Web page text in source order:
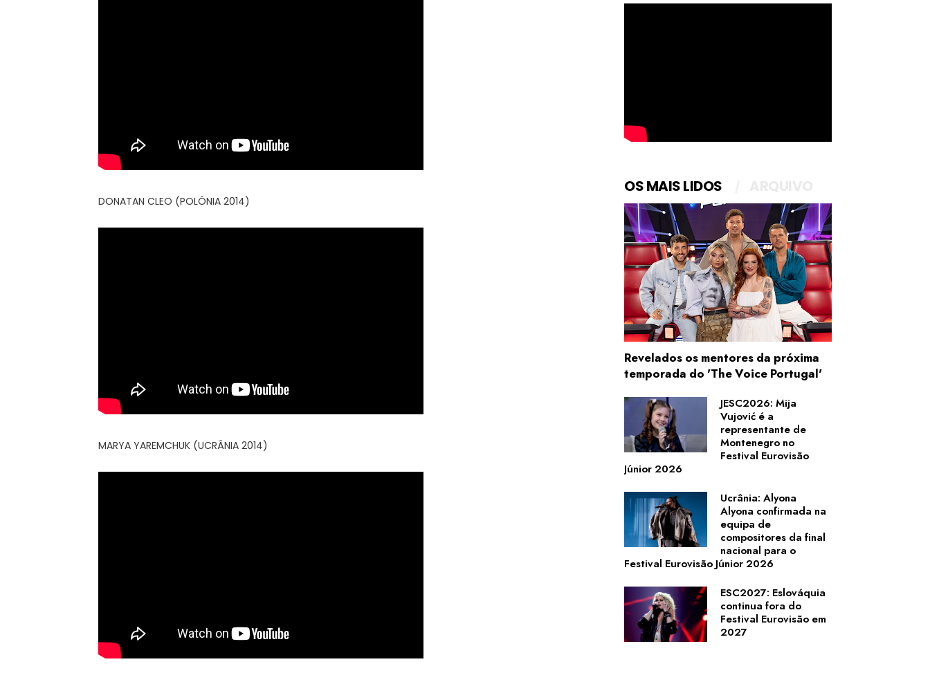
DONATAN CLEO (POLÓNIA 2014)
MARYA YAREMCHUK (UCRÂNIA 2014)
OS MAIS LIDOS
Revelados os mentores da próxima
temporada do 'The Voice Portugal'
JESC2026: Mija
Vujović é a
representante de
Montenegro no
Festival Eurovisão
Júnior 2026
Ucrânia: Alyona
Alyona confirmada na
equipa de
compositores da final
nacional para o
Festival Eurovisão Júnior 2026
ESC2027: Eslováquia
continua fora do
Festival Eurovisão em
2027